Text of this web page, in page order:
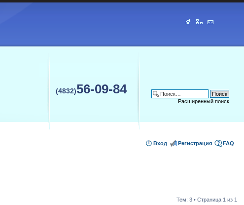
(4832)56-09-84
Расширенный поиск
FAQ
Регистрация
Вход
Тем: 3 • Страница 1 из 1